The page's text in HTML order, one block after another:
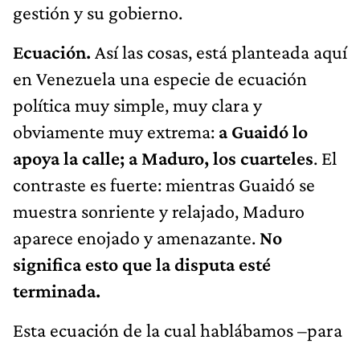
gestión y su gobierno.
Ecuación. Así las cosas, está planteada aquí
en Venezuela una especie de ecuación
política muy simple, muy clara y
obviamente muy extrema: a Guaidó lo
apoya la calle; a Maduro, los cuarteles. El
contraste es fuerte: mientras Guaidó se
muestra sonriente y relajado, Maduro
aparece enojado y amenazante. No
significa esto que la disputa esté
terminada.
Esta ecuación de la cual hablábamos –para